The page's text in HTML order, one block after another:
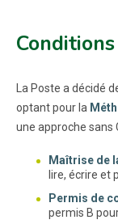
La Poste a décidé
optant pour la
une approche sans
Maîtrise de
lire, écrire et
Permis de
permis B